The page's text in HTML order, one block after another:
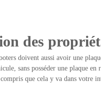
des
doivent aussi avoir une
sans posséder une plaque
que cela y va dans votre